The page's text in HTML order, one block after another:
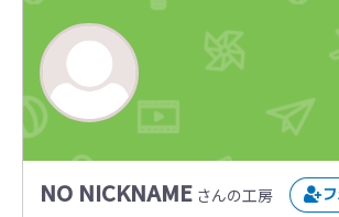
NO NICKNAME さんの工房